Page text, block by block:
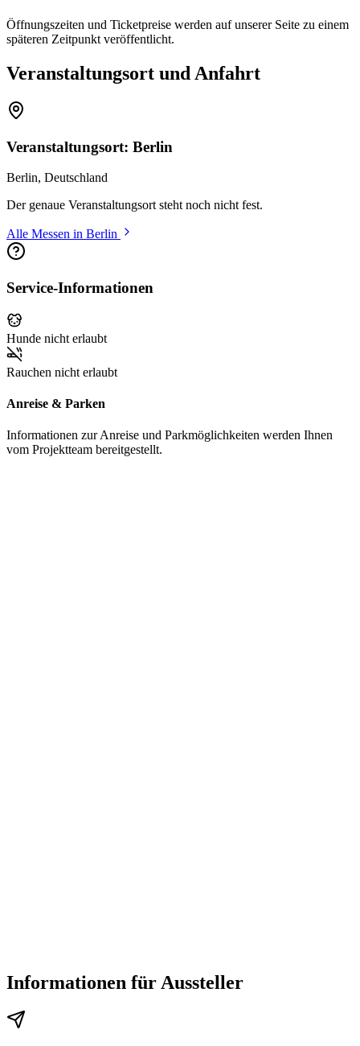
Öffnungszeiten und Ticketpreise werden auf unserer Seite zu einem
späteren Zeitpunkt veröffentlicht.
Veranstaltungsort und Anfahrt
Veranstaltungsort: Berlin
Berlin, Deutschland
Der genaue Veranstaltungsort steht noch nicht fest.
Alle Messen in Berlin
Service-Informationen
Hunde nicht erlaubt
Rauchen nicht erlaubt
Anreise & Parken
Informationen zur Anreise und Parkmöglichkeiten werden Ihnen
vom Projektteam bereitgestellt.
Informationen für Aussteller